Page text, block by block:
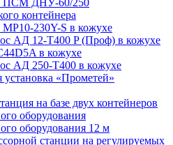
ПСМ ДНУ-60/250
контейнера
MP10-230Y-S в кожухе
АД 12-Т400 P (Проф) в кожухе
в кожухе
АД 250-Т400 в кожухе
установка «Прометей»
на базе двух контейнеров
оборудования
оборудования 12 м
станции на регулируемых